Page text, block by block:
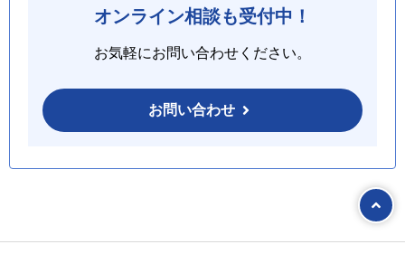
オンライン相談も受付中！
お気軽にお問い合わせください。
お問い合わせ